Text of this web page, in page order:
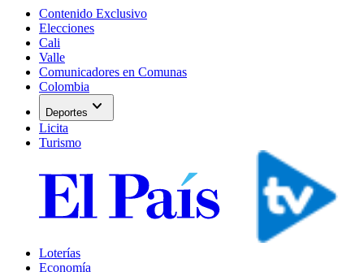
Contenido Exclusivo
Elecciones
Cali
Valle
Comunicadores en Comunas
Colombia
Deportes expand_more
Licita
Turismo
Loterías
Economía